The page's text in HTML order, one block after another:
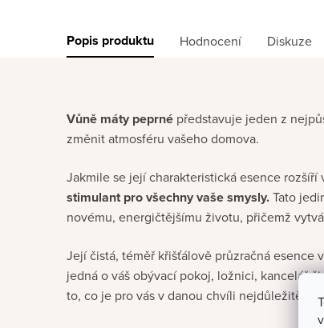
Popis produktu Hodnocení Diskuze
Vůně máty peprné představuje jeden z
změnit atmosféru vašeho domova.
Jakmile se její charakteristická esence
stimulant pro všechny vaše smysly.Tato
novému, energičtějšímu životu, přičemž
Její čistá, téměř křišťálově průzračná esence
jedná o váš obývací pokoj, ložnici, kancelář
to, co je pro vás v danou chvíli nejdůležitější.